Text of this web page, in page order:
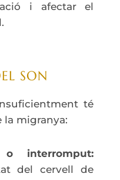
i afectar el
SON
té
la migranya:
interromput:
del cervell de